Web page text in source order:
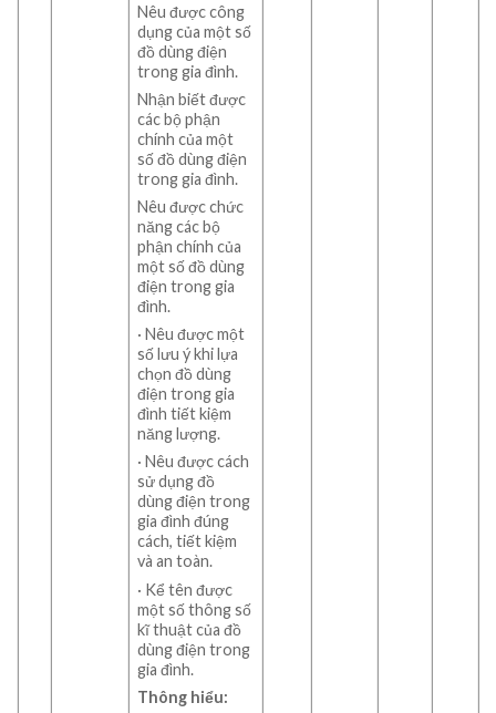
Nêu được công
dụng của một số
đồ dùng điện
trong gia đình.
Nhận biết được
các bộ phận
chính của một
số đồ dùng điện
trong gia đình.
Nêu được chức
năng các bộ
phận chính của
một số đồ dùng
điện trong gia
đình.
· Nêu được một
số lưu ý khi lựa
chọn đồ dùng
điện trong gia
đình tiết kiệm
năng lượng.
· Nêu được cách
sử dụng đồ
dùng điện trong
gia đình đúng
cách, tiết kiệm
và an toàn.
· Kể tên được
một số thông số
kĩ thuật của đồ
dùng điện trong
gia đình.
Thông hiểu: